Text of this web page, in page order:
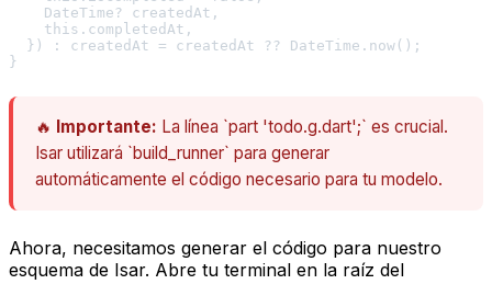
    DateTime? createdAt,
    this.completedAt,
  }) : createdAt = createdAt ?? DateTime.now();
🔥 Importante: La línea `part 'todo.g.dart';` es crucial.
Isar utilizará `build_runner` para generar
automáticamente el código necesario para tu modelo.
Ahora, necesitamos generar el código para nuestro
esquema de Isar. Abre tu terminal en la raíz del